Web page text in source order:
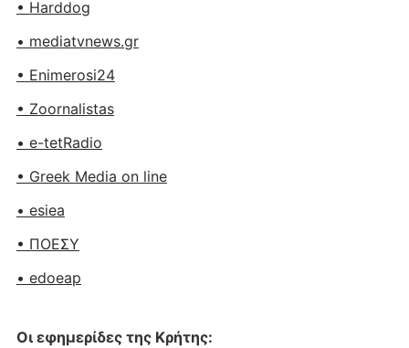
• Harddog
• mediatvnews.gr
• Enimerosi24
• Zoornalistas
• e-tetRadio
• Greek Media on line
• esiea
• ΠΟΕΣΥ
• edoeap
Οι εφημερίδες της Κρήτης: